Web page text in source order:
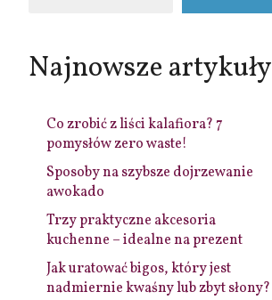
Najnowsze artykuły
Co zrobić z liści kalafiora? 7
pomysłów zero waste!
Sposoby na szybsze dojrzewanie
awokado
Trzy praktyczne akcesoria
kuchenne – idealne na prezent
Jak uratować bigos, który jest
nadmiernie kwaśny lub zbyt słony?